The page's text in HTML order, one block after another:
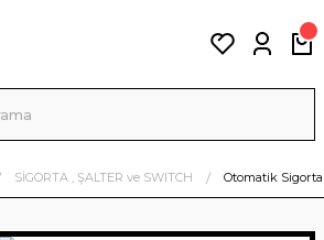
SİGORTA , ŞALTER ve SWITCH Otomatik